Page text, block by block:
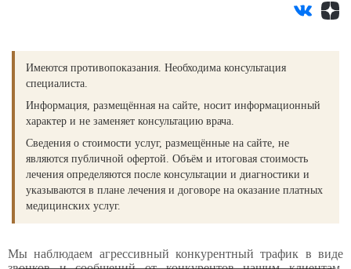
Имеются противопоказания. Необходима консультация
специалиста.
Информация, размещённая на сайте, носит информационный
характер и не заменяет консультацию врача.
Сведения о стоимости услуг, размещённые на сайте, не
являются публичной офертой. Объём и итоговая стоимость
лечения определяются после консультации и диагностики и
указываются в плане лечения и договоре на оказание платных
медицинских услуг.
Мы наблюдаем агрессивный конкурентный трафик в виде